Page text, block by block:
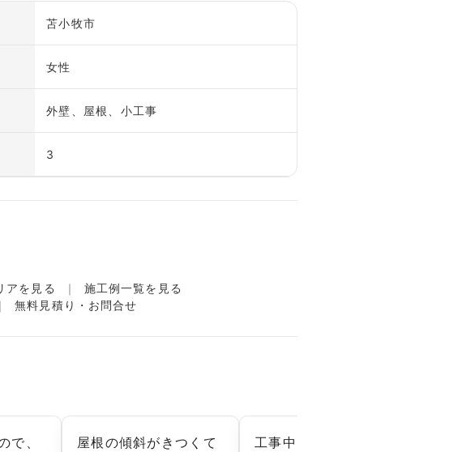
苫小牧市
女性
外壁、屋根、小工事
3
アを見る
施工例一覧を見る
無料見積り・お問合せ
で、
屋根の傾斜がきつくて
工事中に気になった点